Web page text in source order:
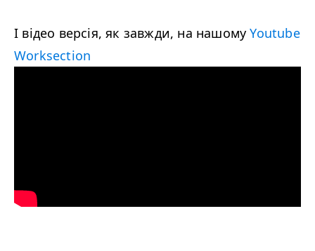
І відео версія, як завжди, на нашомуYoutube
Worksection